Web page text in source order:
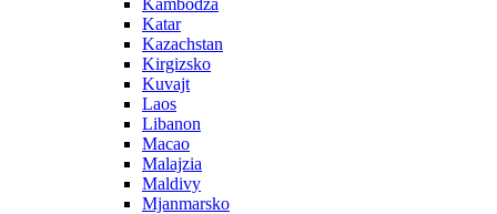
Kambodža
Katar
Kazachstan
Kirgizsko
Kuvajt
Laos
Libanon
Macao
Malajzia
Maldivy
Mjanmarsko